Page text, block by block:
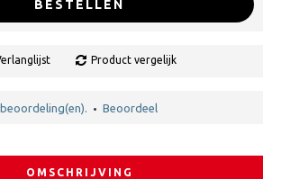
BESTELLEN
Product vergelijk
• Beoordeel
OMSCHRIJVING